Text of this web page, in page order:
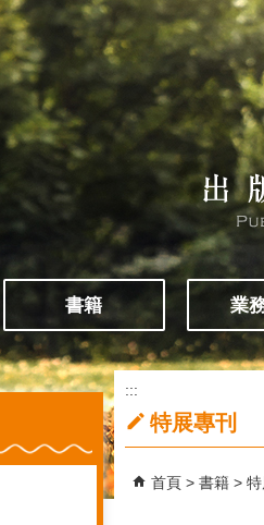
書籍 業
:::
特展專刊
首頁 書籍 特